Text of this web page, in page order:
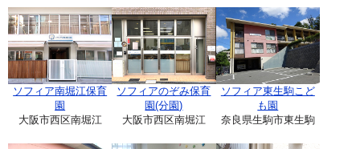
ソフィア南堀江保育
園
大阪市西区南堀江
ソフィアのぞみ保育
園(分園)
大阪市西区南堀江
ソフィア東生駒こど
も園
奈良県生駒市東生駒